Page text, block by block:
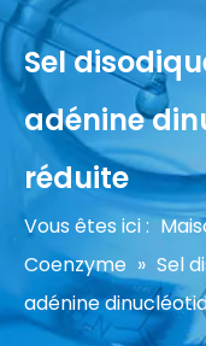
Sel
adénine
réduite
Vous êtes ici :
Coenzyme » Sel
adénine